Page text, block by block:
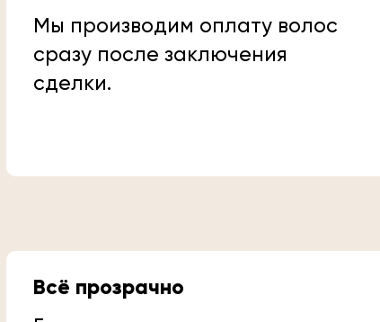
Мы производим оплату волос
сразу после заключения
сделки.
Всё прозрачно